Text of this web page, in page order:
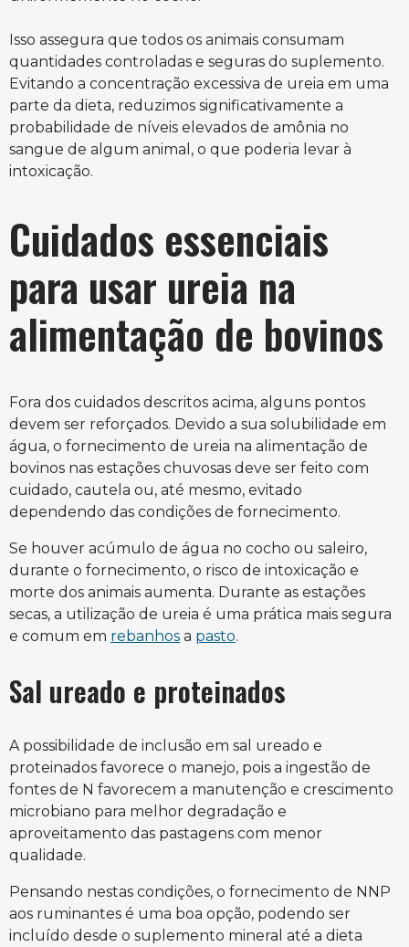
Isso assegura que todos os animais consumam
quantidades controladas e seguras do suplemento.
Evitando a concentração excessiva de ureia em uma
parte da dieta, reduzimos significativamente a
probabilidade de níveis elevados de amônia no
sangue de algum animal, o que poderia levar à
intoxicação.
Cuidados essenciais
para usar ureia na
alimentação de bovinos
Fora dos cuidados descritos acima, alguns pontos
devem ser reforçados. Devido a sua solubilidade em
água, o fornecimento de ureia na alimentação de
bovinos nas estações chuvosas deve ser feito com
cuidado, cautela ou, até mesmo, evitado
dependendo das condições de fornecimento.
Se houver acúmulo de água no cocho ou saleiro,
durante o fornecimento, o risco de intoxicação e
morte dos animais aumenta. Durante as estações
secas, a utilização de ureia é uma prática mais segura
e comum em rebanhos a pasto.
Sal ureado e proteinados
A possibilidade de inclusão em sal ureado e
proteinados favorece o manejo, pois a ingestão de
fontes de N favorecem a manutenção e crescimento
microbiano para melhor degradação e
aproveitamento das pastagens com menor
qualidade.
Pensando nestas condições, o fornecimento de NNP
aos ruminantes é uma boa opção, podendo ser
incluído desde o suplemento mineral até a dieta